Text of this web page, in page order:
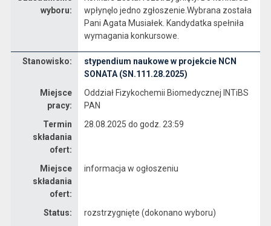
wyboru:
wpłynęlo jedno zgłoszenie.Wybrana została
Pani Agata Musiałek. Kandydatka spełniła
wymagania konkursowe.
Stanowisko:
stypendium naukowe w projekcie NCN
SONATA (SN.111.28.2025)
Miejsce
pracy:
Oddział Fizykochemii Biomedycznej INTiBS
PAN
Termin
składania
ofert:
28.08.2025 do godz. 23:59
Miejsce
składania
ofert:
informacja w ogłoszeniu
Status: rozstrzygnięte (dokonano wyboru)